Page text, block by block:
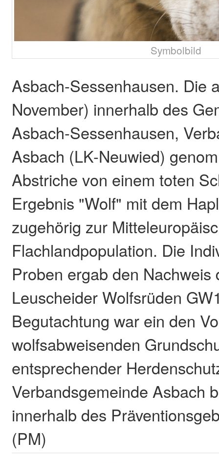
Symbolbild
Asbach-Sessenhausen. Die
November) innerhalb des
Asbach-Sessenhausen,
Asbach (LK-Neuwied)
Abstriche von einem toten
Ergebnis "Wolf" mit dem
zugehörig zur
Flachlandpopulation. Die
Proben ergab den Nachweis
Leuscheider Wolfsrüden
Begutachtung war ein den
wolfsabweisenden
entsprechender
Verbandsgemeinde Asbach
innerhalb des
(PM)